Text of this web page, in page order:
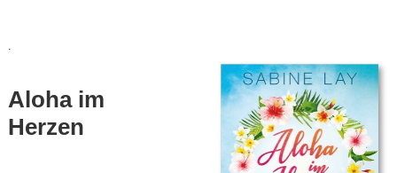
.
Aloha im
Herzen